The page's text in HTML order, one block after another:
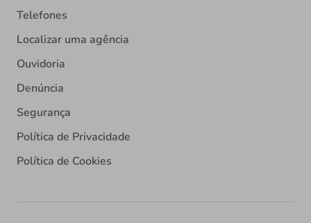
Telefones
Localizar uma agência
Ouvidoria
Denúncia
Segurança
Política de Privacidade
Política de Cookies